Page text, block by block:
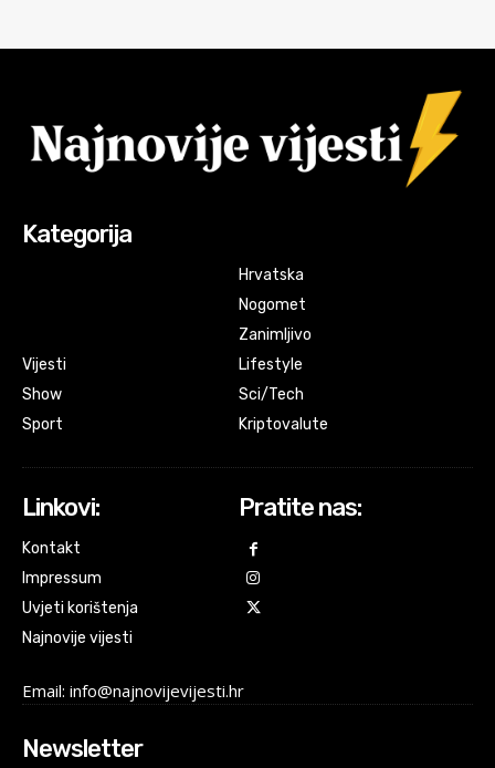
Kategorija
Vijesti
Show
Sport
Hrvatska
Nogomet
Zanimljivo
Lifestyle
Sci/Tech
Kriptovalute
Linkovi:
Kontakt
Impressum
Uvjeti korištenja
Najnovije vijesti
Pratite nas:
Email: info@najnovijevijesti.hr
Newsletter